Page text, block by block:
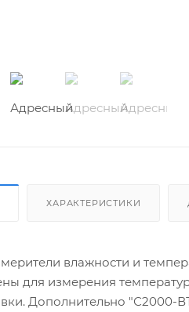
ХАРАКТЕРИСТИКИ
влажности и
для измерения
Дополнительно